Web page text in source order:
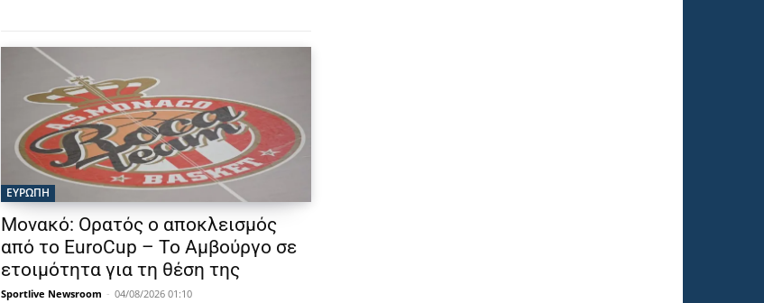
ΕΥΡΩΠΗ
Μονακό: Ορατός ο αποκλεισμός
από το EuroCup – Το Αμβούργο σε
ετοιμότητα για τη θέση της
Sportlive Newsroom - 04/08/2026 01:10